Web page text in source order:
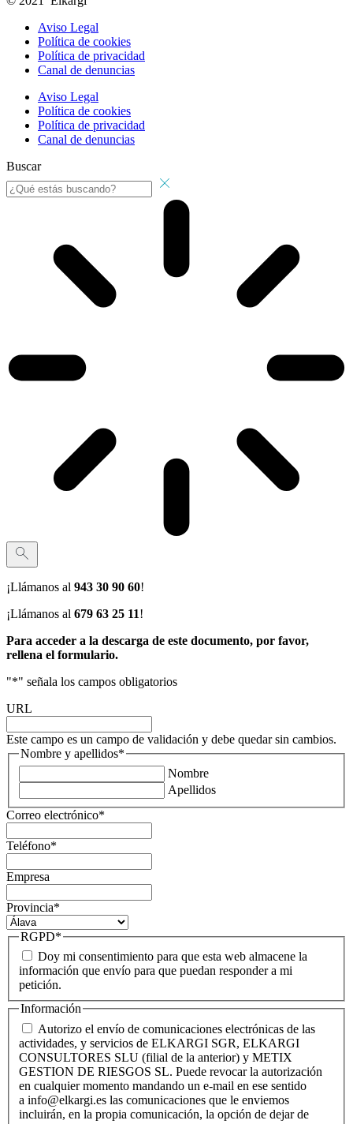
Aviso Legal
Política de cookies
Política de privacidad
Canal de denuncias
Aviso Legal
Política de cookies
Política de privacidad
Canal de denuncias
Buscar
¡Llámanos al 943 30 90 60!
¡Llámanos al 679 63 25 11!
Para acceder a la descarga de este documento, por favor,
rellena el formulario.
"*" señala los campos obligatorios
URL
Este campo es un campo de validación y debe quedar sin cambios.
Nombre y apellidos*
Nombre
Apellidos
Correo electrónico*
Teléfono*
Empresa
Provincia*
RGPD*
Doy mi consentimiento para que esta web almacene la
información que envío para que puedan responder a mi
petición.
Información
Autorizo el envío de comunicaciones electrónicas de las
actividades, y servicios de ELKARGI SGR, ELKARGI
CONSULTORES SLU (filial de la anterior) y METIX
GESTION DE RIESGOS SL. Puede revocar la autorización
en cualquier momento mandando un e-mail en ese sentido
a info@elkargi.es las comunicaciones que le enviemos
incluirán, en la propia comunicación, la opción de dejar de